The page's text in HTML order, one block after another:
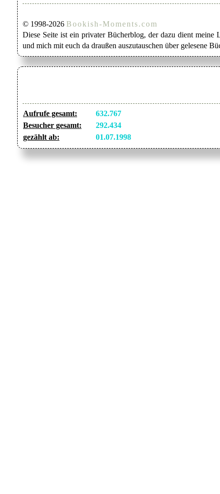
© 1998-2026 Bookish-Moments.com
Diese Seite ist ein privater Bücherblog, der dazu dient meine
und mich mit euch da draußen auszutauschen über gelesene
Aufrufe gesamt:
632.767
Besucher gesamt:
292.434
gezählt ab:
01.07.1998